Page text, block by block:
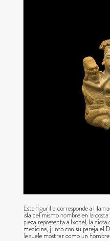
Esta figurilla corresponde al
isla del mismo nombre en la
pieza representa a Ixchel, la
medicina, junto con su pareja el
le suele mostrar como un